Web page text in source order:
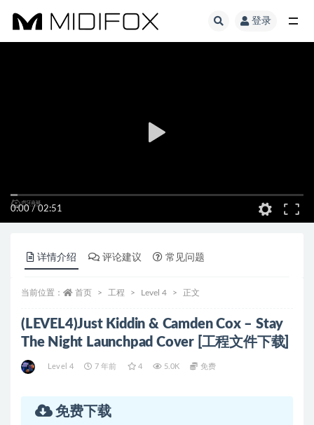
登录
0:00/02:51
详情介绍 评论建议 常见问题
当前位置： 首页 工程 Level 4 正文
(LEVEL4)Just Kiddin & Camden Cox – Stay
The Night Launchpad Cover [工程文件下载]
Level 4 7 年前 4 5.0K 免费
免费下载